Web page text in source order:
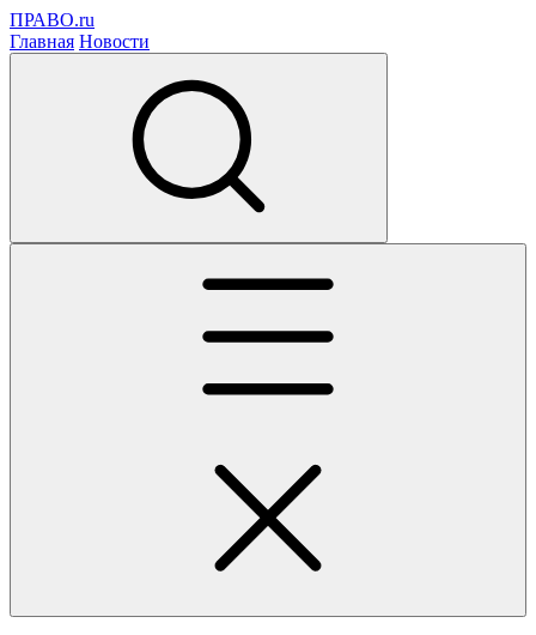
ПРАВО.ru
Главная Новости